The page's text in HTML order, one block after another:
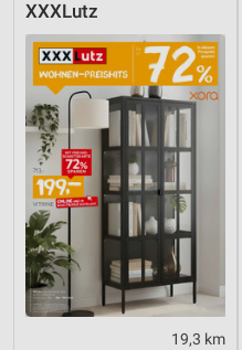
XXXLutz
19,3 km